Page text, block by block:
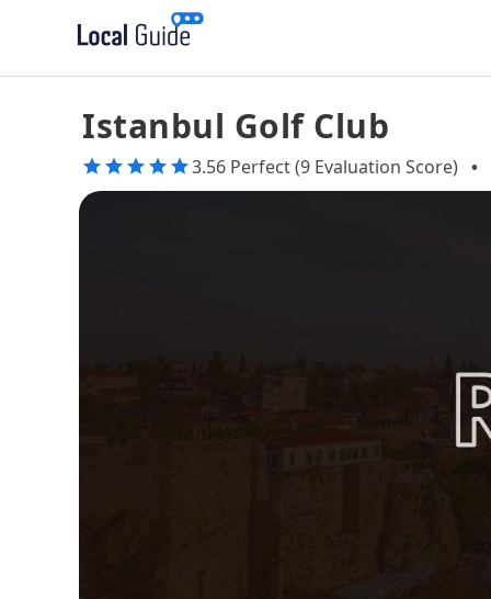
Istanbul Golf Club
3.56 Perfect (9 Evaluation Score) •